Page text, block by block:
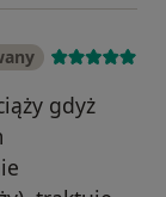
gdyż